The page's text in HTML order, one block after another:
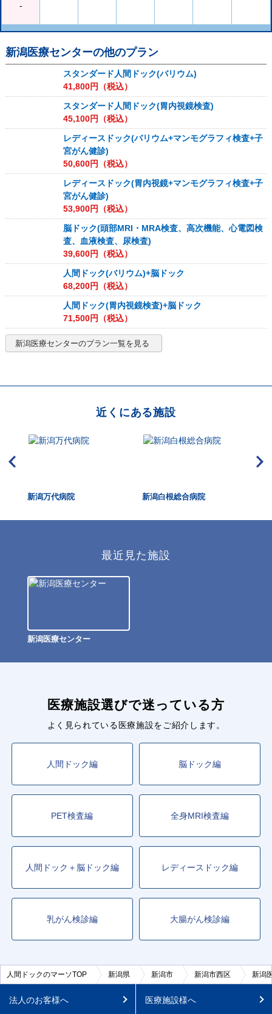
-
新潟医療センターの他のプラン
スタンダード人間ドック(バリウム)
41,800円（税込）
スタンダード人間ドック(胃内視鏡検査)
45,100円（税込）
レディースドック(バリウム+マンモグラフィ検査+子
宮がん健診)
50,600円（税込）
レディースドック(胃内視鏡+マンモグラフィ検査+子
宮がん健診)
53,900円（税込）
脳ドック(頭部MRI・MRA検査、高次機能、心電図検
査、血液検査、尿検査)
39,600円（税込）
人間ドック(バリウム)+脳ドック
68,200円（税込）
人間ドック(胃内視鏡検査)+脳ドック
71,500円（税込）
新潟医療センターのプラン一覧を見る
近くにある施設
新潟万代病院 新潟白根総合病院
最近見た施設
新潟医療センター
医療施設選びで迷っている方
よく見られている医療施設をご紹介します。
人間ドック編 脳ドック編
PET検査編 全身MRI検査編
人間ドック＋脳ドック編 レディースドック編
乳がん検診編 大腸がん検診編
人間ドックのマーソTOP 新潟県 新潟市 新潟市西区 新潟
法人のお客様へ 医療施設様へ